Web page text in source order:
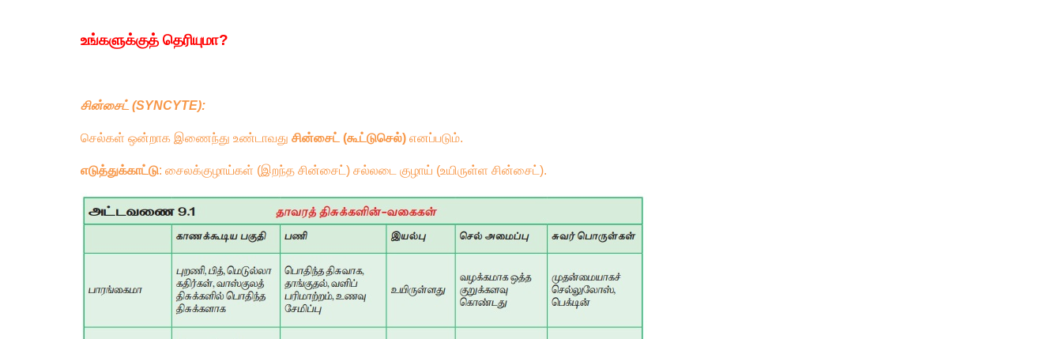
உங்களுக்குத் தெரியுமா?
சின்சைட் (SYNCYTE):
செல்கள் ஒன்றாக இணைந்து உண்டாவது சின்சைட் (கூட்டுசெல்)எனப்படும்.
எடுத்துக்காட்டு: சைலக்குழாய்கள் (இறந்த சின்சைட்) சல்லடை குழாய் (உயிருள்ள சின்சைட்).